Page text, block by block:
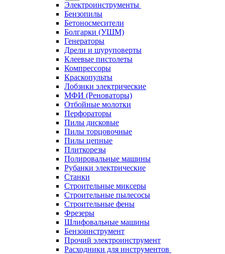
Электроинструменты
Бензопилы
Бетоносмесители
Болгарки (УШМ)
Генераторы
Дрели и шуруповерты
Клеевые пистолеты
Компрессоры
Краскопульты
Лобзики электрические
МФИ (Реноваторы)
Отбойные молотки
Перфораторы
Пилы дисковые
Пилы торцовочные
Пилы цепные
Плиткорезы
Полировальные машины
Рубанки электрические
Станки
Строительные миксеры
Строительные пылесосы
Строительные фены
Фрезеры
Шлифовальные машины
Бензоинструмент
Прочий электроинструмент
Расходники для инструментов